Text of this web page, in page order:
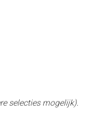
selecties mogelijk).